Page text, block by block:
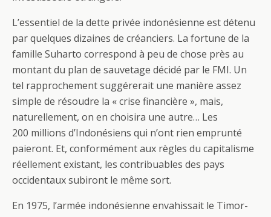
L’essentiel de la dette privée indonésienne est détenu
par quelques dizaines de créanciers. La fortune de la
famille Suharto correspond à peu de chose près au
montant du plan de sauvetage décidé par le FMI. Un
tel rapprochement suggérerait une manière assez
simple de résoudre la « crise financière », mais,
naturellement, on en choisira une autre… Les
200 millions d’Indonésiens qui n’ont rien emprunté
paieront. Et, conformément aux règles du capitalisme
réellement existant, les contribuables des pays
occidentaux subiront le même sort.
En 1975, l’armée indonésienne envahissait le Timor-